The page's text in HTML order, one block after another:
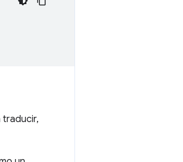
traducir,